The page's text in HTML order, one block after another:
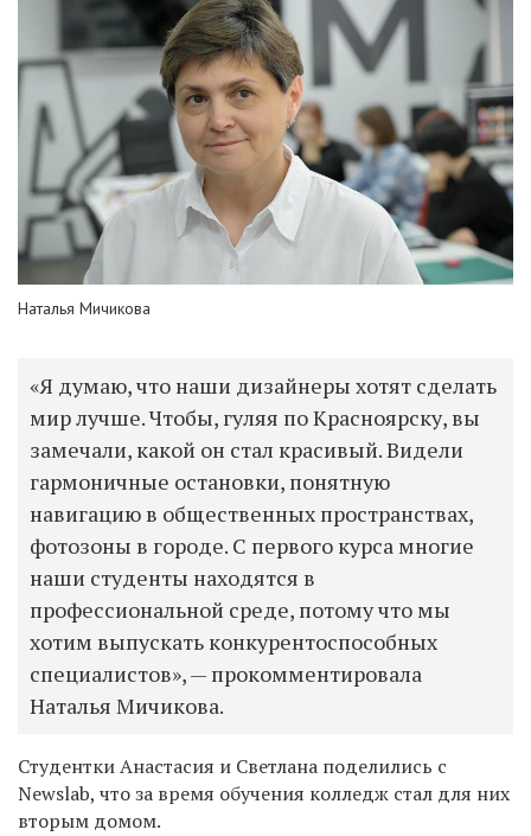
Наталья Мичикова
«Я думаю, что наши дизайнеры хотят сделать
мир лучше. Чтобы, гуляя по Красноярску, вы
замечали, какой он стал красивый. Видели
гармоничные остановки, понятную
навигацию в общественных пространствах,
фотозоны в городе. С первого курса многие
наши студенты находятся в
профессиональной среде, потому что мы
хотим выпускать конкурентоспособных
специалистов», — прокомментировала
Наталья Мичикова.
Студентки Анастасия и Светлана поделились с
Newslab, что за время обучения колледж стал для них
вторым домом.